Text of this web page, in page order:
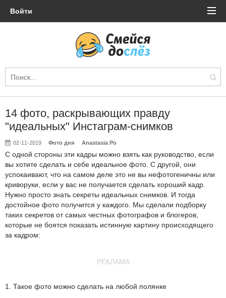
Войти
14 фото, раскрывающих правду
"идеальных" Инстаграм-снимков
02-11-2019 Фото дня Anastasia Po
С одной стороны эти кадры можно взять как руководство, если
вы хотите сделать и себе идеальное фото. С другой, они
успокаивают, что на самом деле это не вы нефотогеничны или
криворуки, если у вас не получается сделать хороший кадр.
Нужно просто знать секреты идеальных снимков. И тогда
достойное фото получится у каждого. Мы сделали подборку
таких секретов от самых честных фотографов и блогеров,
которые не боятся показать истинную картину происходящего
за кадром:
РЕКЛАМА
1. Такое фото можно сделать на любой полянке